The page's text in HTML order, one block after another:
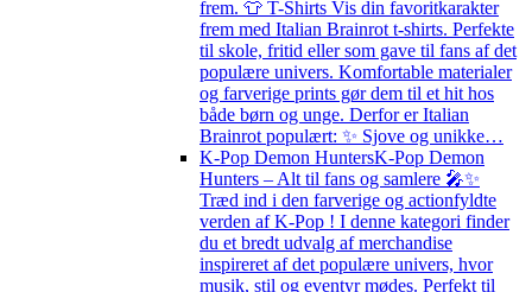
frem. 👕 T-Shirts Vis din favoritkarakter
frem med Italian Brainrot t-shirts. Perfekte
til skole, fritid eller som gave til fans af det
populære univers. Komfortable materialer
og farverige prints gør dem til et hit hos
både børn og unge. Derfor er Italian
Brainrot populært: ✨ Sjove og unikke…
K-Pop Demon HuntersK-Pop Demon
Hunters – Alt til fans og samlere 🎤✨
Træd ind i den farverige og actionfyldte
verden af K-Pop ! I denne kategori finder
du et bredt udvalg af merchandise
inspireret af det populære univers, hvor
musik, stil og eventyr mødes. Perfekt til